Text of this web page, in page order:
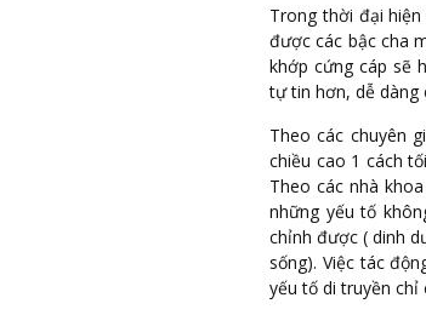
Trong thời đại
được các bậc cha
khớp cứng cáp sẽ
tự tin hơn, dễ dàng
Theo các chuyên
chiều cao 1 cách
Theo các nhà
những yếu tố
chỉnh được ( dinh
sống). Việc tác
yếu tố di truyền chỉ